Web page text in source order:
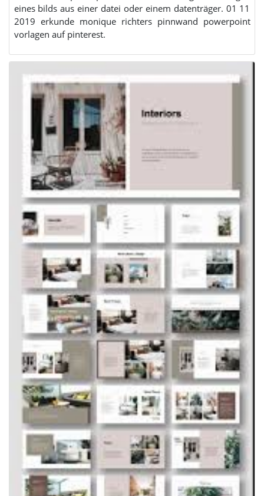
eines bilds aus einer datei oder einem datenträger. 01 11
2019 erkunde monique richters pinnwand powerpoint
vorlagen auf pinterest.